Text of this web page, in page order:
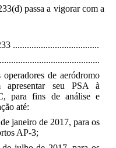
passa a vigorar com a
.....................................
de aeródromo
apresentar seu PSA à
para fins de análise e
até:
janeiro de 2017, para os
AP-3;